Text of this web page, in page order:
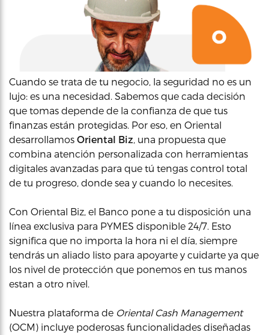
Cuando se trata de tu negocio, la seguridad no es un
lujo: es una necesidad. Sabemos que cada decisión
que tomas depende de la confianza de que tus
finanzas están protegidas. Por eso, en Oriental
desarrollamos Oriental Biz, una propuesta que
combina atención personalizada con herramientas
digitales avanzadas para que tú tengas control total
de tu progreso, donde sea y cuando lo necesites.
Con Oriental Biz, el Banco pone a tu disposición una
línea exclusiva para PYMES disponible 24/7. Esto
significa que no importa la hora ni el día, siempre
tendrás un aliado listo para apoyarte y cuidarte ya que
los nivel de protección que ponemos en tus manos
estan a otro nivel.
Nuestra plataforma de Oriental Cash Management
(OCM) incluye poderosas funcionalidades diseñadas